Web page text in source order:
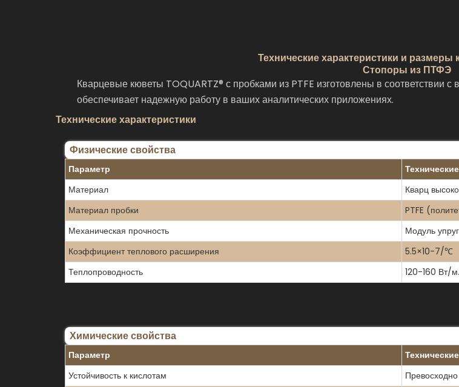
Технические характеристики и
Стопоры из ПТФЭ
Кварцевые кюветы TOQUARTZ® с пробками из PTFE изготовлены в соответствии
обеспечивает надежную работу в ваших аналитических приложениях.
Технические характеристики
Физические свойства
Параметр
Материал
Кварц
Материал пробки
PTFE
Механическая прочность
Модуль
Коэффициент теплового расширения
5.5×10-7/℃
Теплопроводность
120-160 Вт/
Химические свойства
Параметр
Устойчивость к кислотам